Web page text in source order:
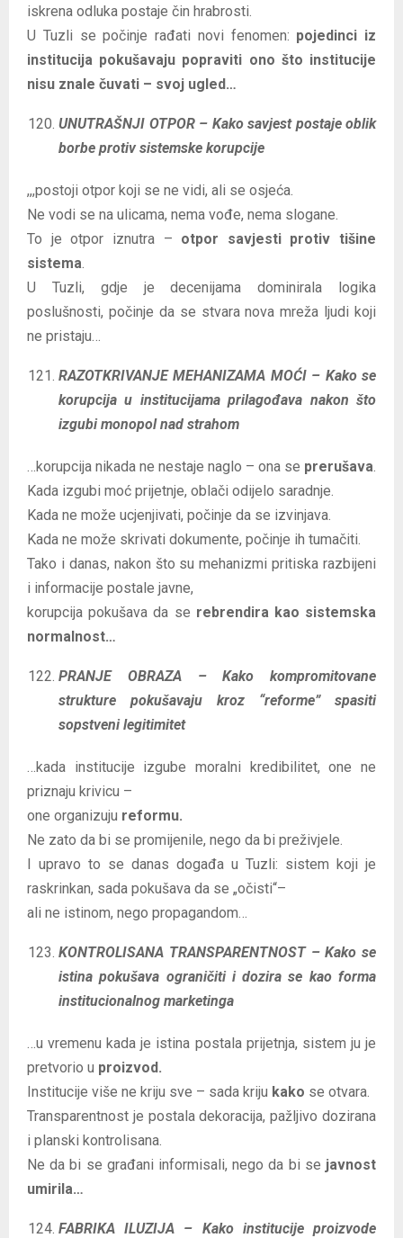
iskrena odluka postaje čin hrabrosti.
U Tuzli se počinje rađati novi fenomen: pojedinci iz
institucija pokušavaju popraviti ono što institucije
nisu znale čuvati – svoj ugled…
UNUTRAŠNJI OTPOR – Kako savjest postaje oblik
borbe protiv sistemske korupcije
,,,postoji otpor koji se ne vidi, ali se osjeća.
Ne vodi se na ulicama, nema vođe, nema slogane.
To je otpor iznutra – otpor savjesti protiv tišine
sistema
U Tuzli, gdje je decenijama dominirala logika
poslušnosti, počinje da se stvara nova mreža ljudi koji
ne pristaju…
RAZOTKRIVANJE MEHANIZAMA MOĆI – Kako se
korupcija u institucijama prilagođava nakon što
izgubi monopol nad strahom
…korupcija nikada ne nestaje naglo – ona se prerušava
Kada izgubi moć prijetnje, oblači odijelo saradnje.
Kada ne može ucjenjivati, počinje da se izvinjava.
Kada ne može skrivati dokumente, počinje ih tumačiti.
Tako i danas, nakon što su mehanizmi pritiska razbijeni
i informacije postale javne,
korupcija pokušava da se rebrendira kao sistemska
normalnost…
PRANJE OBRAZA – Kako kompromitovane
strukture pokušavaju kroz “reforme” spasiti
sopstveni legitimitet
…kada institucije izgube moralni kredibilitet, one ne
priznaju krivicu –
one organizuju reformu.
Ne zato da bi se promijenile, nego da bi preživjele.
I upravo to se danas događa u Tuzli: sistem koji je
raskrinkan, sada pokušava da se „očisti“–
ali ne istinom, nego propagandom…
KONTROLISANA TRANSPARENTNOST – Kako se
istina pokušava ograničiti i dozira se kao forma
institucionalnog marketinga
…u vremenu kada je istina postala prijetnja, sistem ju je
pretvorio u proizvod.
Institucije više ne kriju sve – sada kriju kako se otvara.
Transparentnost je postala dekoracija, pažljivo dozirana
i planski kontrolisana.
Ne da bi se građani informisali, nego da bi se javnost
umirila…
FABRIKA ILUZIJA – Kako institucije proizvode